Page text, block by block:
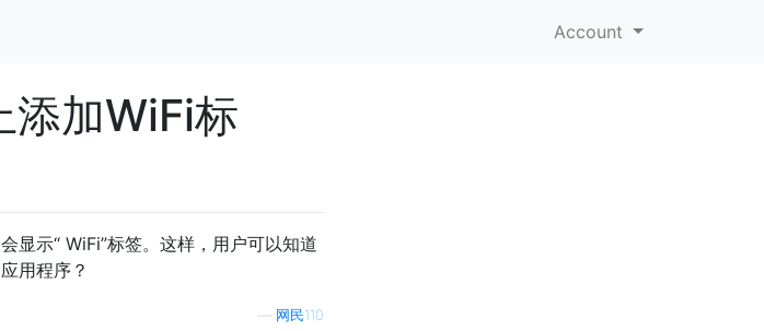
Account
加WiFi标
显示“ WiFi”标签。这样，用户可以知道
用程序？
网民110